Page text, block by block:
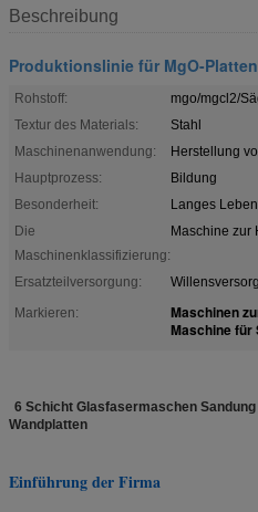
Beschreibung
Produktionslinie für MgO-Platten
Rohstoff:
mgo/mgcl2/
Textur des Materials:
Stahl
Maschinenanwendung:
Herstellung
Hauptprozess:
Bildung
Besonderheit:
Langes Leben
Die
Maschinenklassifizierung:
Maschine zur
Ersatzteilversorgung:
Markieren:
Maschinen
Maschine für
6 Schicht Glasfasermaschen
Wandplatten
Einführung der Firma